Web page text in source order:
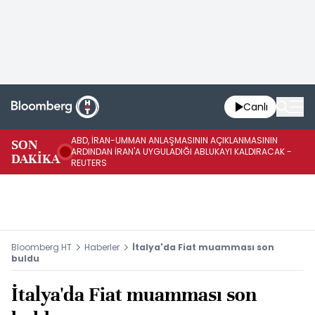
Canlı
SON
DAKİKA
ABD, İRAN-UMMAN ANLAŞMASININ AÇIKLANMASININ
ARDINDAN İRAN'A UYGULADIĞI ABLUKAYI KALDIRACAK -
REUTERS
Bloomberg HT Haberler
İtalya'da Fiat muamması son
buldu
İtalya'da Fiat muamması son